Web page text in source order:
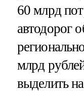
60 млрд
автодорог
млрд
выделить